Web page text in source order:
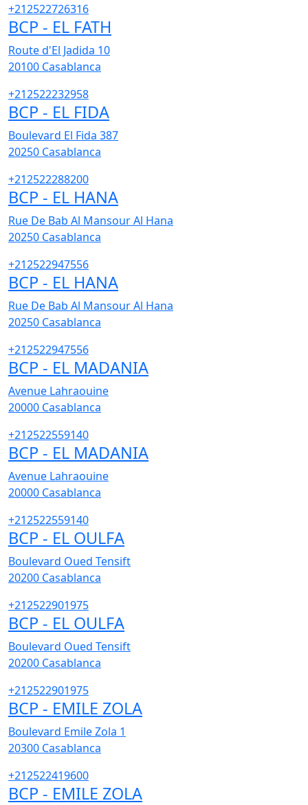
+212522726316
BCP - EL FATH
Route d'El Jadida 10
20100 Casablanca
+212522232958
BCP - EL FIDA
Boulevard El Fida 387
20250 Casablanca
+212522288200
BCP - EL HANA
Rue De Bab Al Mansour Al Hana
20250 Casablanca
+212522947556
BCP - EL HANA
Rue De Bab Al Mansour Al Hana
20250 Casablanca
+212522947556
BCP - EL MADANIA
Avenue Lahraouine
20000 Casablanca
+212522559140
BCP - EL MADANIA
Avenue Lahraouine
20000 Casablanca
+212522559140
BCP - EL OULFA
Boulevard Oued Tensift
20200 Casablanca
+212522901975
BCP - EL OULFA
Boulevard Oued Tensift
20200 Casablanca
+212522901975
BCP - EMILE ZOLA
Boulevard Emile Zola 1
20300 Casablanca
+212522419600
BCP - EMILE ZOLA